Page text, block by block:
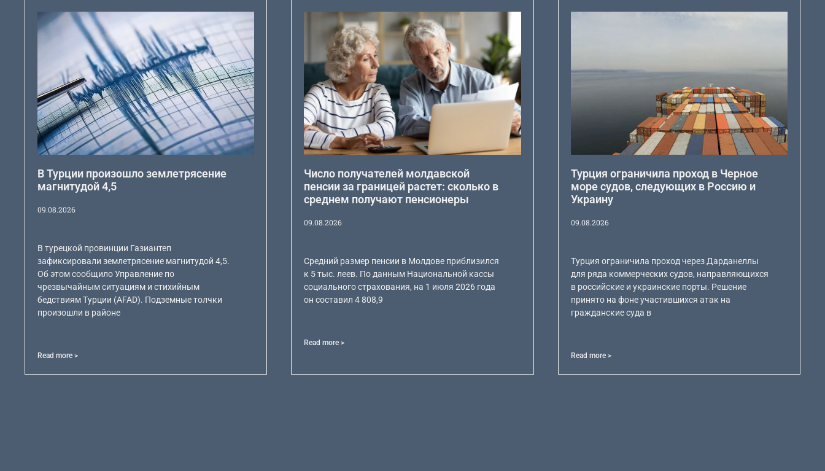
В Турции произошло землетрясение
магнитудой 4,5
09.08.2026
В турецкой провинции Газиантеп
зафиксировали землетрясение магнитудой 4,5.
Об этом сообщило Управление по
чрезвычайным ситуациям и стихийным
бедствиям Турции (AFAD). Подземные толчки
произошли в районе
Read more >
Число получателей молдавской
пенсии за границей растет: сколько в
среднем получают пенсионеры
09.08.2026
Средний размер пенсии в Молдове приблизился
к 5 тыс. леев. По данным Национальной кассы
социального страхования, на 1 июля 2026 года
он составил 4 808,9
Read more >
Турция ограничила проход в Черное
море судов, следующих в Россию и
Украину
09.08.2026
Турция ограничила проход через Дарданеллы
для ряда коммерческих судов, направляющихся
в российские и украинские порты. Решение
принято на фоне участившихся атак на
гражданские суда в
Read more >